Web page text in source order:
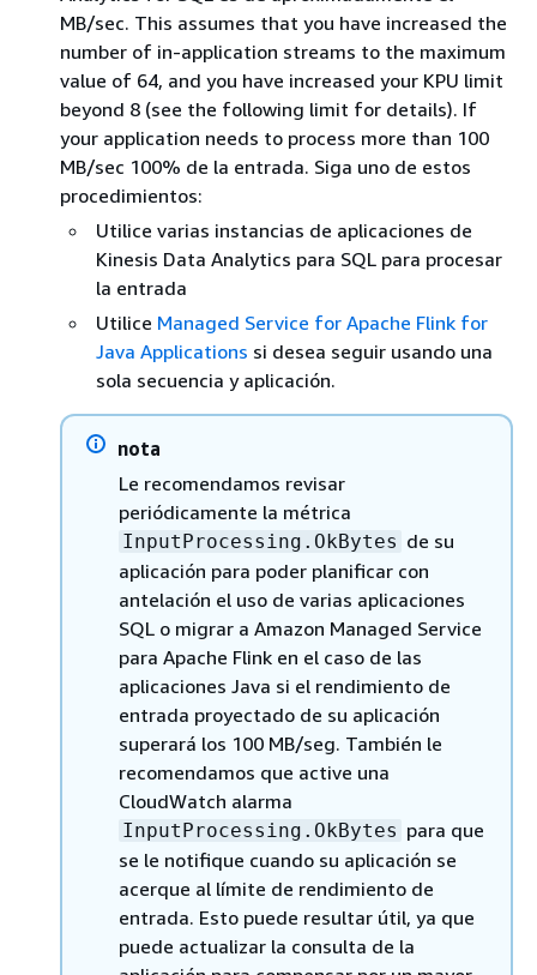
MB/sec. This assumes that you have increased the
number of in-application streams to the maximum
value of 64, and you have increased your KPU limit
beyond 8 (see the following limit for details). If
your application needs to process more than 100
MB/sec 100% de la entrada. Siga uno de estos
procedimientos:
Utilice varias instancias de aplicaciones de
Kinesis Data Analytics para SQL para procesar
la entrada
Utilice Managed Service for Apache Flink for
Java Applications si desea seguir usando una
sola secuencia y aplicación.
nota
Le recomendamos revisar
periódicamente la métrica
InputProcessing.OkBytes de su
aplicación para poder planificar con
antelación el uso de varias aplicaciones
SQL o migrar a Amazon Managed Service
para Apache Flink en el caso de las
aplicaciones Java si el rendimiento de
entrada proyectado de su aplicación
superará los 100 MB/seg. También le
recomendamos que active una
CloudWatch alarma
InputProcessing.OkBytes para que
se le notifique cuando su aplicación se
acerque al límite de rendimiento de
entrada. Esto puede resultar útil, ya que
puede actualizar la consulta de la